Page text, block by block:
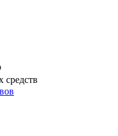
средств